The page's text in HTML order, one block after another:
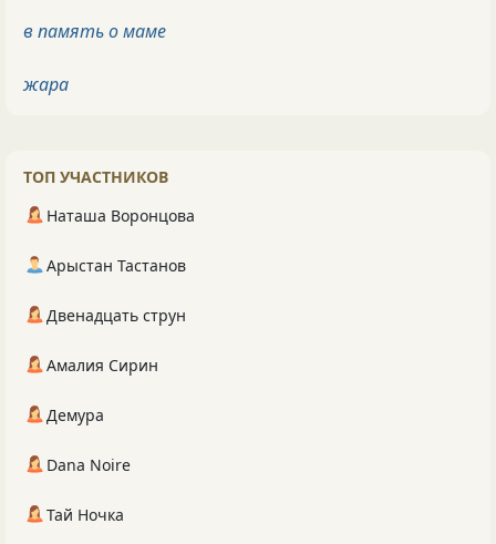
в память о маме
жара
ТОП УЧАСТНИКОВ
Наташа Воронцова
Арыстан Тастанов
Двенадцать струн
Амалия Сирин
Демура
Dana Noire
Тай Ночка